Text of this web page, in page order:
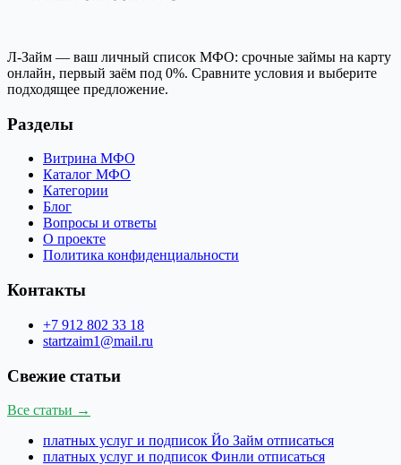
Л-Займ — ваш личный список МФО: срочные займы на карту
онлайн, первый заём под 0%. Сравните условия и выберите
подходящее предложение.
Разделы
Витрина МФО
Каталог МФО
Категории
Блог
Вопросы и ответы
О проекте
Политика конфиденциальности
Контакты
+7 912 802 33 18
startzaim1@mail.ru
Свежие статьи
Все статьи →
платных услуг и подписок Йо Займ отписаться
платных услуг и подписок Финли отписаться